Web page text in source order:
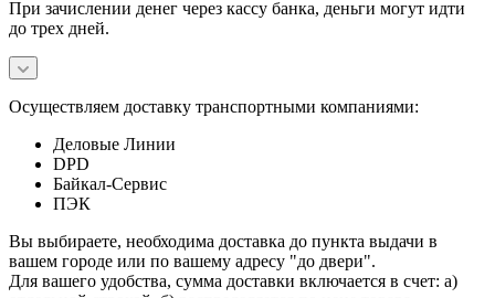
При зачислении денег через кассу банка, деньги могут идти
до трех дней.
Осуществляем доставку транспортными компаниями:
Деловые Линии
DPD
Байкал-Сервис
ПЭК
Вы выбираете, необходима доставка до пункта выдачи в
вашем городе или по вашему адресу "до двери".
Для вашего удобства, сумма доставки включается в счет: а)